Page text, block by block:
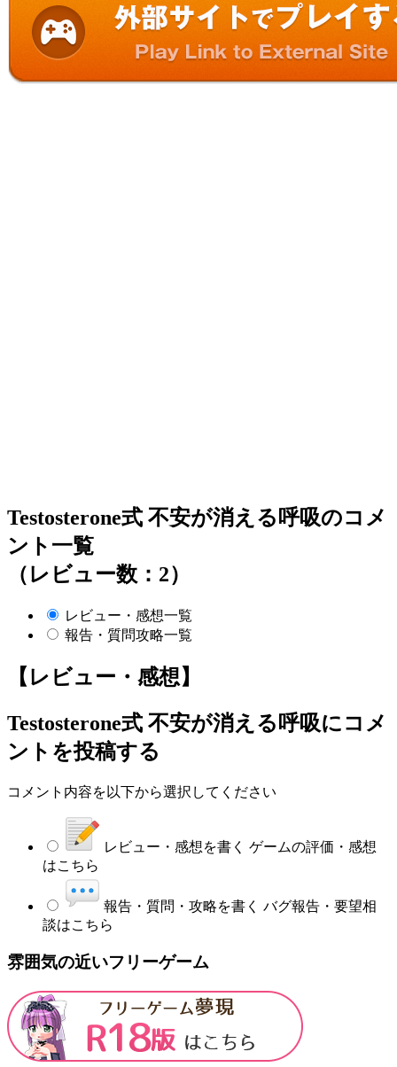
Testosterone式 不安が消える呼吸のコメ
ント一覧
（レビュー数：2）
レビュー・感想一覧
報告・質問攻略一覧
【レビュー・感想】
Testosterone式 不安が消える呼吸にコメ
ントを投稿する
コメント内容を以下から選択してください
レビュー・感想を書く ゲームの評価・感想
はこちら
報告・質問・攻略を書く バグ報告・要望相
談はこちら
雰囲気の近いフリーゲーム